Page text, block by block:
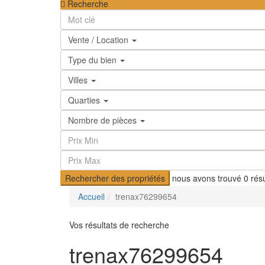
Recherche
Vente / Location
Type du bien
Villes
Quarties
Nombre de pièces
Rechercher des propriétés nous avons trouvé 0
Accueil
trenax76299654
Vos résultats de recherche
trenax76299654